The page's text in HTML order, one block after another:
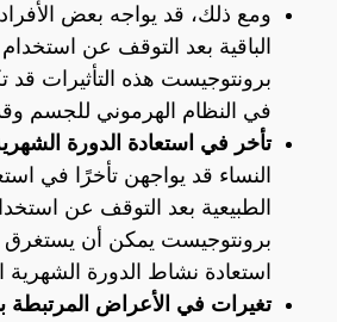
ومع ذلك، قد يواجه بعض
الباقية بعد التوقف عن
برونتوجيست هذه التأثيرات قد
في النظام الهرموني للجسم
تأخر في استعادة الدورة
النساء قد يواجهن تأخرًا في
الطبيعية بعد التوقف عن
برونتوجيست يمكن أن
استعادة نشاط الدورة الشهرية
تغيرات في الأعراض المرتبطة